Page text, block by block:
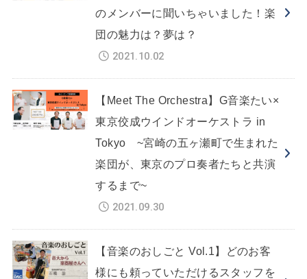
のメンバーに聞いちゃいました！楽
団の魅力は？夢は？
2021.10.02
【Meet The Orchestra】G音楽たい×
東京佼成ウインドオーケストラ in
Tokyo ~宮崎の五ヶ瀬町で生まれた
楽団が、東京のプロ奏者たちと共演
するまで~
2021.09.30
【音楽のおしごと Vol.1】どのお客
様にも頼っていただけるスタッフを